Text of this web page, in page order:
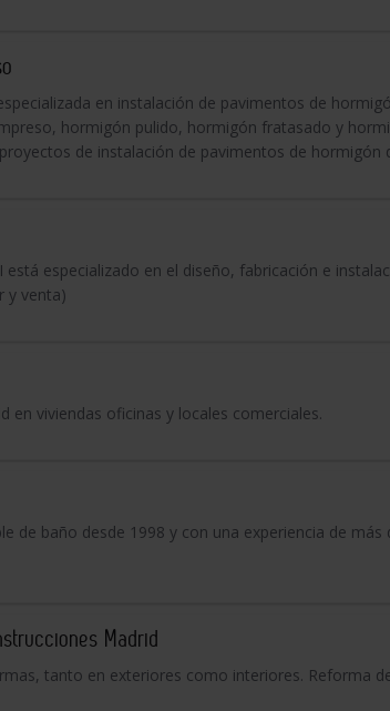
en instalación de pavimentos de
hormigón pulido, hormigón fratasado y
de instalación de pavimentos de hormigón
está especializado en el diseño, fabricación e
y venta)
en viviendas oficinas y locales comerciales.
de baño desde 1998 y con una experiencia de
Madrid
tanto en exteriores como interiores. Reforma